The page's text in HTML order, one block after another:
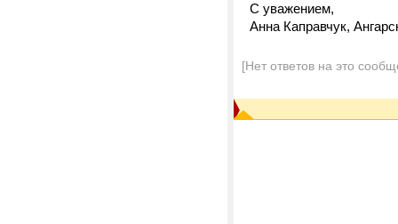
С уважением,
Анна Каправчук,
[Нет ответов на это